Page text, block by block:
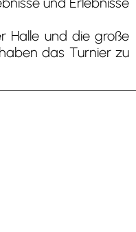
Halle und die große
das Turnier zu